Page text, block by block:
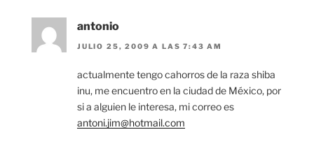
antonio
JULIO 25, 2009 A LAS 7:43 AM
actualmente tengo cahorros de la raza shiba
inu, me encuentro en la ciudad de México, por
si a alguien le interesa, mi correo es
antoni.jim@hotmail.com